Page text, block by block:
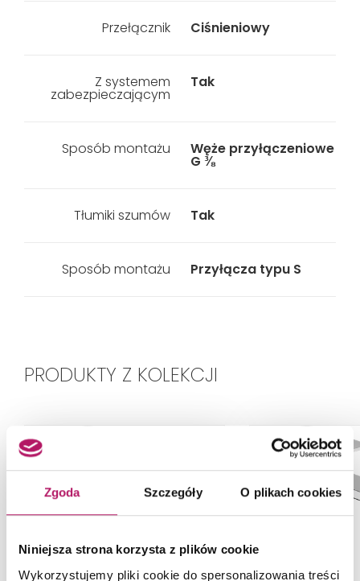
Zgoda Szczegóły O plikach cookies
Niniejsza strona korzysta z plików cookie
Wykorzystujemy pliki cookie do spersonalizowania treści
Przełącznik Ciśnieniowy
Z systemem
zabezpieczającym
Tak
Sposób montażu Węże przyłączeniowe
G ⅜
Tłumiki szumów Tak
Sposób montażu Przyłącza typu S
PRODUKTY Z KOLEKCJI